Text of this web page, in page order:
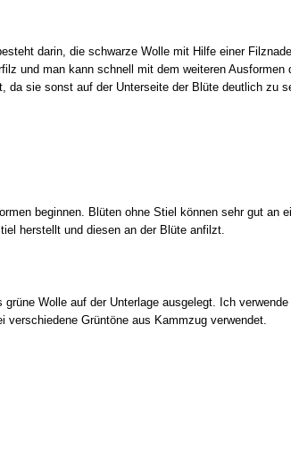
darin, die schwarze Wolle mit Hilfe einer
und man kann schnell mit dem weiteren
da sie sonst auf der Unterseite der Blüte deutlich zu
beginnen. Blüten ohne Stiel können sehr gut
herstellt und diesen an der Blüte anfilzt.
grüne Wolle auf der Unterlage ausgelegt. Ich
verschiedene Grüntöne aus Kammzug verwendet.